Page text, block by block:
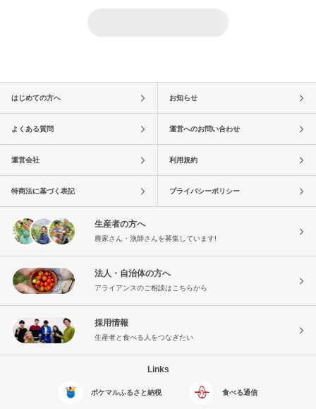
はじめての方へ お知らせ
よくある質問 運営へのお問い合わせ
運営会社 利用規約
特商法に基づく表記 プライバシーポリシー
生産者の方へ
農家さん・漁師さんを募集しています!
法人・自治体の方へ
アライアンスのご相談はこちらから
採用情報
生産者と食べる人をつなぎたい
Links
ポケマルふるさと納税 食べる通信